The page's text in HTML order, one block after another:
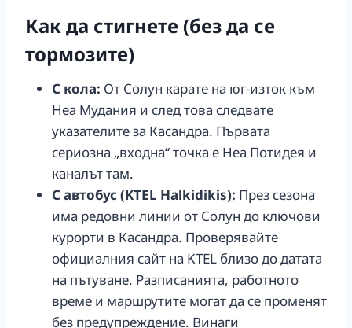
Как да стигнете (без да се
тормозите)
С кола: От Солун карате на юг-изток към
Неа Мудания и след това следвате
указателите за Касандра. Първата
сериозна „входна“ точка е Неа Потидея и
каналът там.
С автобус (KTEL Halkidikis): През сезона
има редовни линии от Солун до ключови
курорти в Касандра. Проверявайте
официалния сайт на KTEL близо до датата
на пътуване. Разписанията, работното
време и маршрутите могат да се променят
без предупреждение. Винаги